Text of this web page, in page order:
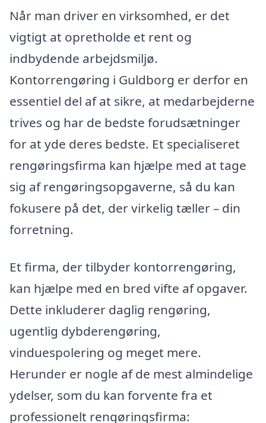
Når man driver en virksomhed, er det
vigtigt at opretholde et rent og
indbydende arbejdsmiljø.
Kontorrengøring i Guldborg er derfor en
essentiel del af at sikre, at medarbejderne
trives og har de bedste forudsætninger
for at yde deres bedste. Et specialiseret
rengøringsfirma kan hjælpe med at tage
sig af rengøringsopgaverne, så du kan
fokusere på det, der virkelig tæller – din
forretning.
Et firma, der tilbyder kontorrengøring,
kan hjælpe med en bred vifte af opgaver.
Dette inkluderer daglig rengøring,
ugentlig dybderengøring,
vinduespolering og meget mere.
Herunder er nogle af de mest almindelige
ydelser, som du kan forvente fra et
professionelt rengøringsfirma: